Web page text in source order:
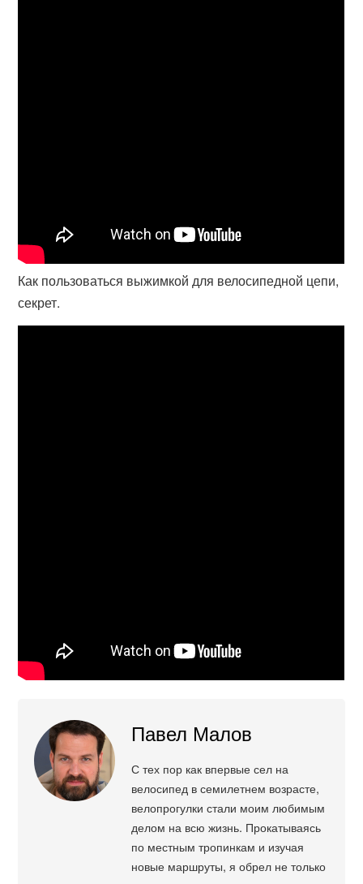
Как пользоваться выжимкой для велосипедной цепи,
секрет.
Павел Малов
С тех пор как впервые сел на
велосипед в семилетнем возрасте,
велопрогулки стали моим любимым
делом на всю жизнь. Прокатываясь
по местным тропинкам и изучая
новые маршруты, я обрел не только